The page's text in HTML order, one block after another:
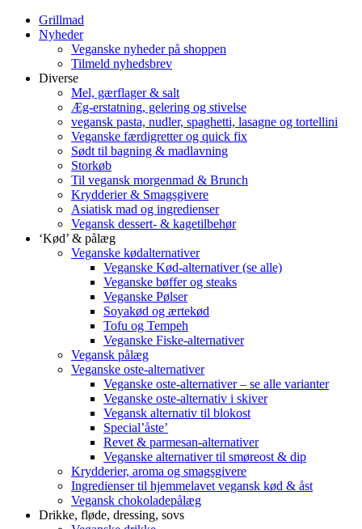
Grillmad
Nyheder
Veganske nyheder på shoppen
Tilmeld nyhedsbrev
Diverse
Mel, gærflager & salt
Æg-erstatning, gelering og stivelse
vegansk pasta, nudler, spaghetti, lasagne og tortellini
Veganske færdigretter og quick fix
Sødt til bagning & madlavning
Storkøb
Til vegansk morgenmad & Brunch
Krydderier & Smagsgivere
Asiatisk mad og ingredienser
Vegansk dessert- & kagetilbehør
‘Kød’ & pålæg
Veganske kødalternativer
Veganske Kød-alternativer (se alle)
Veganske bøffer og steaks
Veganske Pølser
Soyakød og ærtekød
Tofu og Tempeh
Veganske Fiske-alternativer
Vegansk pålæg
Veganske oste-alternativer
Veganske oste-alternativer – se alle varianter
Veganske oste-alternativ i skiver
Vegansk alternativ til blokost
Special’åste’
Revet & parmesan-alternativer
Veganske alternativer til smøreost & dip
Krydderier, aroma og smagsgivere
Ingredienser til hjemmelavet vegansk kød & åst
Vegansk chokoladepålæg
Drikke, fløde, dressing, sovs